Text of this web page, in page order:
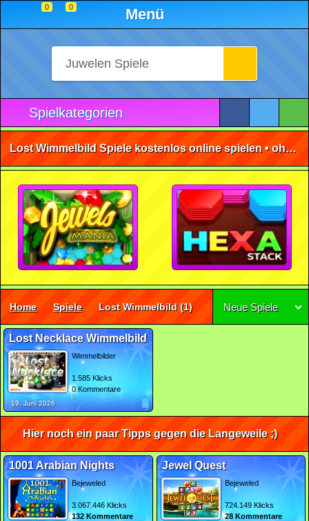
0 0 Menü
Spielkategorien
Lost Wimmelbild Spiele kostenlos online spielen • ohne Anmeldung 🕹️
Home Spiele Lost Wimmelbild (1) Neue Spiele
Lost Necklace Wimmelbild
Wimmelbilder
1.585 Klicks
0 Kommentare
19. Juni 2026
Hier noch ein paar Tipps gegen die Langeweile ;)
1001 Arabian Nights
Bejeweled
3.067.446 Klicks
132 Kommentare
Jewel Quest
Bejeweled
724.149 Klicks
28 Kommentare